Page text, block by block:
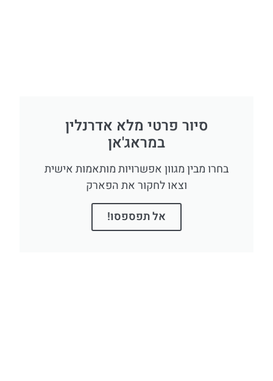
סיור פרטי מלא אדרנלין
במראג'אן
בחרו מבין מגוון אפשרויות מותאמות אישית
וצאו לחקור את הפארק
אל תפספסו!